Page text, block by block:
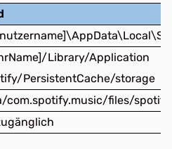
Library/Application
PersistentCache/storage
com.spotify.music/files/